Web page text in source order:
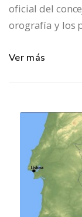
oficial del
orografía y los
Ver más